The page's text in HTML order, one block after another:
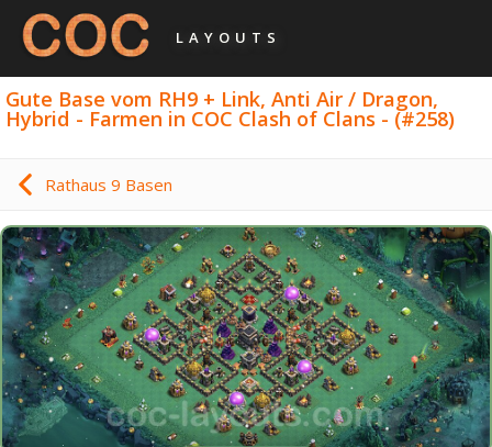
LAYOUTS
Gute Base vom RH9 + Link, Anti Air / Dragon,
Hybrid - Farmen in COC Clash of Clans - (#258)
Rathaus 9 Basen